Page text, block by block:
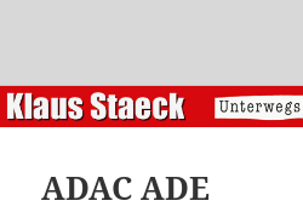
ADAC ADE